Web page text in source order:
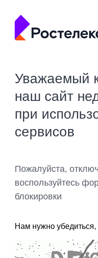
Уважаемый
наш сайт
при
сервисов
Пожалуйста,
воспользуйтесь
блокировки
Нам нужно